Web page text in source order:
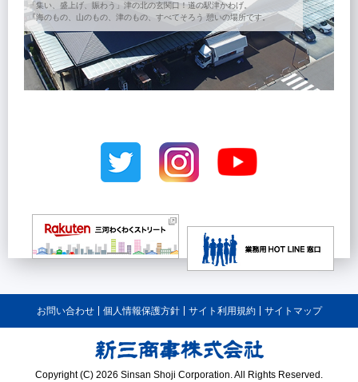
「集い、盛上げ、賑わう」津の北の玄関口！道の駅津かわげ。
『海のもの、山のもの、津のもの、すべてそろう 憩いの場所です。
お問い合わせ 個人情報保護方針 サイト利用規約 サイトマップ
Copyright (C) 2026 Sinsan Shoji Corporation. All Rights Reserved.